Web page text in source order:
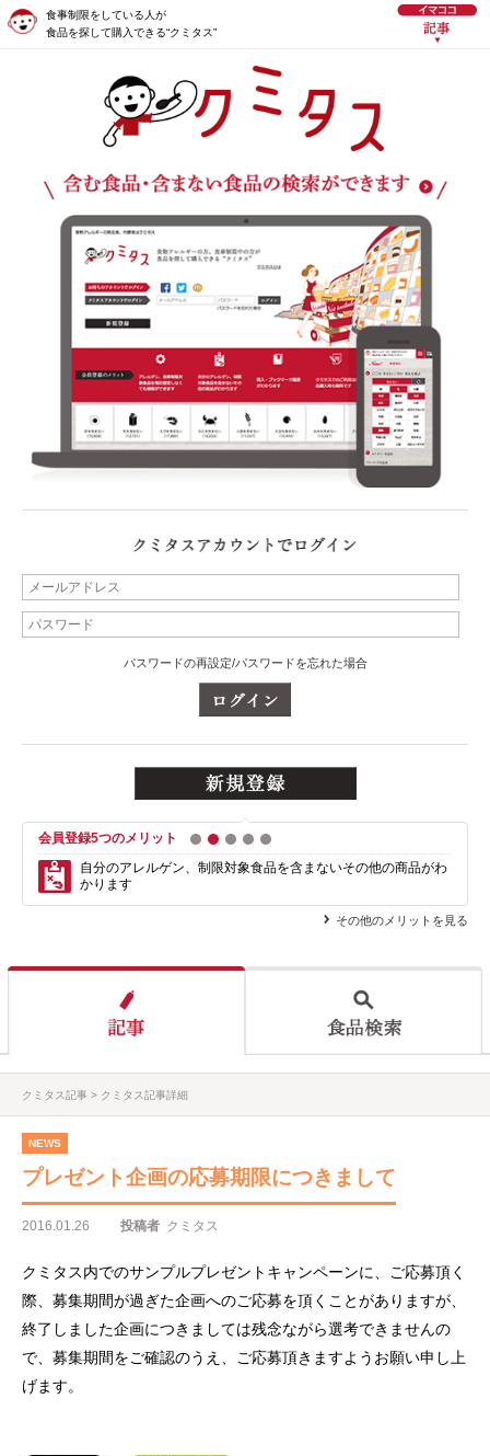
食事制限をしている人が
食品を探して購入できる“クミタス”
パスワードの再設定/パスワードを忘れた場合
会員登録5つのメリット 1 2 3 4
自分のアレルゲン、制限対象食品を含まないその他の商品がわ
かります
その他のメリットを見る
クミタス記事 クミタス記事詳細
NEWS
プレゼント企画の応募期限につきまして
2016.01.26 投稿者 クミタス
クミタス内でのサンプルプレゼントキャンペーンに、ご応募頂く
際、募集期間が過ぎた企画へのご応募を頂くことがありますが、
終了しました企画につきましては残念ながら選考できませんの
で、募集期間をご確認のうえ、ご応募頂きますようお願い申し上
げます。